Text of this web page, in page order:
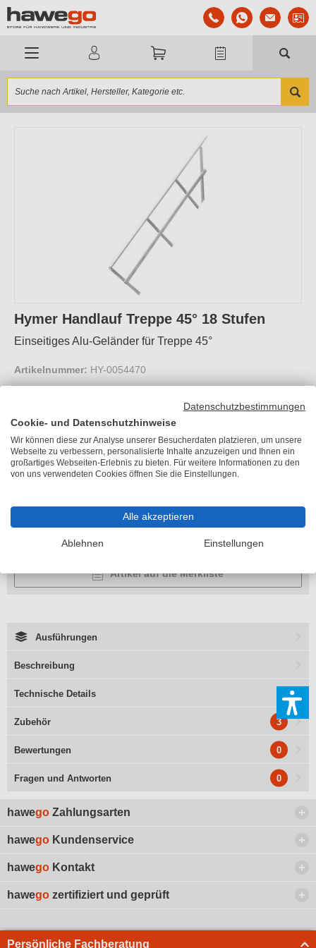
Persönliche Fachberatung
Hymer Handlauf Treppe 45° 18 Stufen
Einseitiges Alu-Geländer für Treppe 45°
Artikelnummer: HY-0054470
Preis auf Anfrage
kostenloserVersand
Ausführung wählen
Artikel auf die Merkliste
Ausführungen
Beschreibung
Technische Details
Zubehör 3
Bewertungen 0
Fragen und Antworten 0
hawego Zahlungsarten
hawego Kundenservice
hawego Kontakt
hawego zertifiziert und geprüft
Datenschutzbestimmungen
Cookie- und Datenschutzhinweise
Wir können diese zur Analyse unserer Besucherdaten platzieren, um unsere
Webseite zu verbessern, personalisierte Inhalte anzuzeigen und Ihnen ein
großartiges Webseiten-Erlebnis zu bieten. Für weitere Informationen zu den
von uns verwendeten Cookies öffnen Sie die Einstellungen.
Alle akzeptieren
Ablehnen Einstellungen